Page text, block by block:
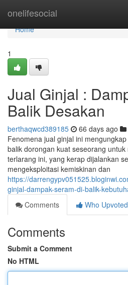
onelifesocial
Home
Home
1
Jual Ginjal :
Balik Desakan
berthaqwcd389185 66 days ago
Fenomena jual ginjal ini
balik dorongan kuat seseorang
terlarang ini, yang kerap dijalankan
mengeksploitasi kemiskinan dan
https://
ginjal-dampak-seram-di-balik-
Comments
Who Upvoted
Comments
Submit a Comment
No HTML